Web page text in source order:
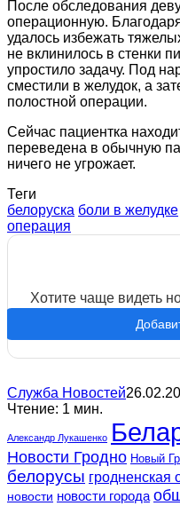
После обследования
операционную.
удалось избежать
не вклинилось в стенки
упростило задачу. Под
сместили в желудок, а
полостной операции.
Сейчас пациентка
переведена в обычную
ничего не угрожает.
Теги
белоруска боли в желудке
операция
Хотите чаще видеть
Служба Новостей
Чтение: 1 мин.
Александр Лукашенко
Новости Гродно Новый
белорусы гродненская
новости новости города